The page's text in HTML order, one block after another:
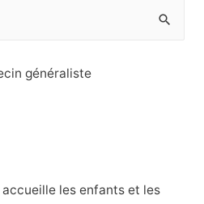
les enfants et les